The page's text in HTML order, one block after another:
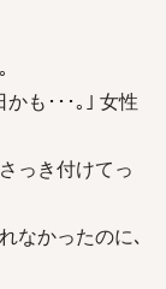
も･･･｡｣ 女性
っき付けてっ
なかったのに､